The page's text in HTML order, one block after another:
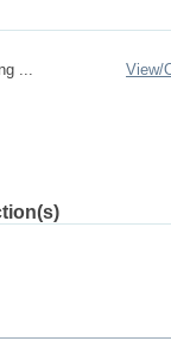
...
View/